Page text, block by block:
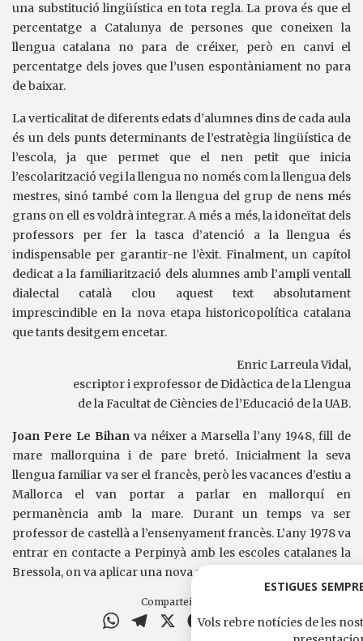
una substitució lingüística en tota regla. La prova és que el
percentatge a Catalunya de persones que coneixen la
llengua catalana no para de créixer, però en canvi el
percentatge dels joves que l’usen espontàniament no para
de baixar.
La verticalitat de diferents edats d’alumnes dins de cada aula
és un dels punts determinants de l’estratègia lingüística de
l’escola, ja que permet que el nen petit que inicia
l’escolarització vegi la llengua no només com la llengua dels
mestres, sinó també com la llengua del grup de nens més
grans on ell es voldrà integrar. A més a més, la idoneïtat dels
professors per fer la tasca d’atenció a la llengua és
indispensable per garantir-ne l’èxit. Finalment, un capítol
dedicat a la familiarització dels alumnes amb l’ampli ventall
dialectal català clou aquest text absolutament
imprescindible en la nova etapa historicopolítica catalana
que tants desitgem encetar.
Enric Larreula Vidal,
escriptor i exprofessor de Didàctica de la Llengua
de la Facultat de Ciències de l’Educació de la UAB.
Joan Pere Le Bihanva néixer a Marsella l’any 1948, fill de
mare mallorquina i de pare bretó. Inicialment la seva
llengua familiar va ser el francès, però les vacances d’estiu a
Mallorca el van portar a parlar en mallorquí en
permanència amb la mare. Durant un temps va ser
professor de castellà a l’ensenyament francès. L’any 1978 va
entrar en contacte a Perpinyà amb les escoles catalanes la
Bressola, on va aplicar una nova metodologia d’immersió.
Comparteix-ho a
WhatsAppTelegram Facebook
Email Comparteix
ESTIGUES
Vols rebre notícies de les